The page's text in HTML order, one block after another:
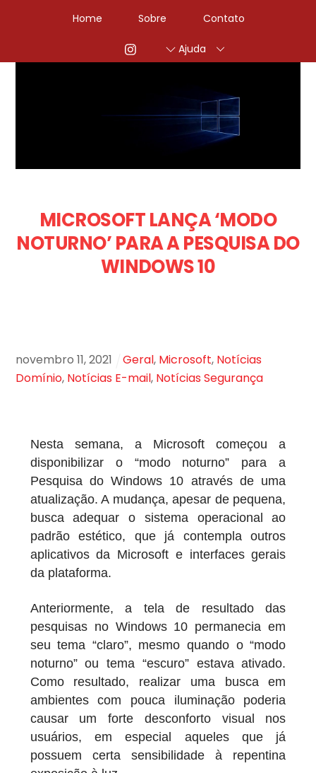
Home Sobre Contato
Ajuda
MICROSOFT LANÇA ‘MODO
NOTURNO’ PARA A PESQUISA DO
WINDOWS 10
novembro 11,2021 Geral, Microsoft, Notícias
Domínio, Notícias E-mail, Notícias Segurança
Nesta semana, a Microsoft começou a
disponibilizar o “modo noturno” para a
Pesquisa do Windows 10 através de uma
atualização. A mudança, apesar de pequena,
buscaadequar o sistema operacional
ao
padrão estético, que já contempla outros
aplicativos da Microsoft e interfaces gerais
da plataforma.
Anteriormente, a tela de resultado das
pesquisas no Windows 10 permanecia em
seu tema “claro”, mesmo quando o “modo
noturno” ou tema “escuro” estava ativado.
Como resultado, realizar uma busca em
ambientes com pouca iluminação poderia
causar um forte desconforto visual nos
usuários, em especial aqueles que já
possuem certa sensibilidade à repentina